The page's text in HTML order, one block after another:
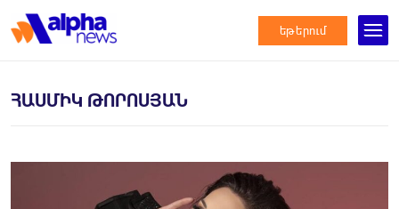
եթերում
ՀԱՍՄԻԿ ԹՈՐՈՍՅԱՆ